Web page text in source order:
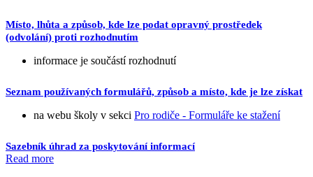
Místo, lhůta a způsob, kde lze podat opravný prostředek
(odvolání) proti rozhodnutím
informace je součástí rozhodnutí
Seznam používaných formulářů, způsob a místo, kde je lze získat
na webu školy v sekci Pro rodiče - Formuláře ke stažení
Sazebník úhrad za poskytování informací
Read more